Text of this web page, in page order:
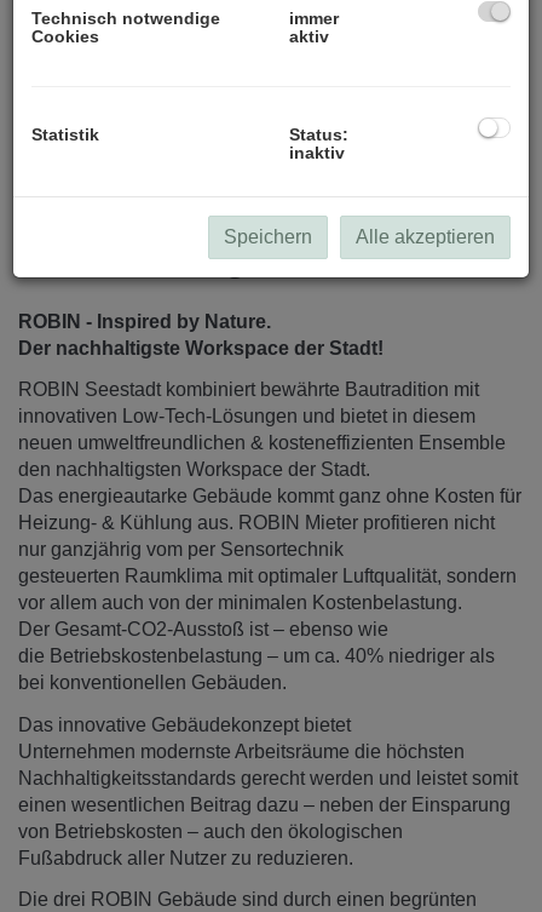
Beschreibung
ROBIN - Inspired by Nature.
Der nachhaltigste Workspace der Stadt!
ROBIN Seestadt kombiniert bewährte Bautradition mit
innovativen Low-Tech-Lösungen und bietet in diesem
neuen umweltfreundlichen & kosteneffizienten Ensemble
den nachhaltigsten Workspace der Stadt.
Das energieautarke Gebäude kommt ganz ohne Kosten für
Heizung- & Kühlung aus. ROBIN Mieter profitieren nicht
nur ganzjährig vom per Sensortechnik
gesteuerten Raumklima mit optimaler Luftqualität, sondern
vor allem auch von der minimalen Kostenbelastung.
Der Gesamt-CO2-Ausstoß ist – ebenso wie
die Betriebskostenbelastung – um ca. 40% niedriger als
bei konventionellen Gebäuden.
Das innovative Gebäudekonzept bietet
Unternehmen modernste Arbeitsräume die höchsten
Nachhaltigkeitsstandards gerecht werden und leistet somit
einen wesentlichen Beitrag dazu – neben der Einsparung
von Betriebskosten – auch den ökologischen
Fußabdruck aller Nutzer zu reduzieren.
Die drei ROBIN Gebäude sind durch einen begrünten
Technisch notwendige
Cookies
immer
aktiv
Statistik
Status:
inaktiv
Speichern Alle akzeptieren